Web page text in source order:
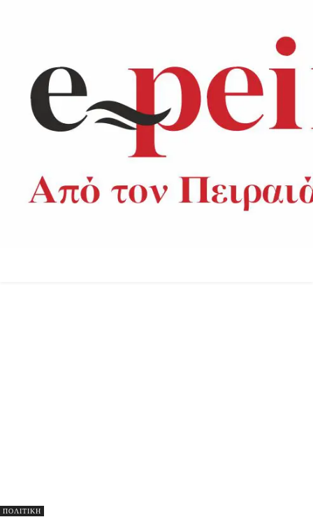
ΠΟΛΙΤΙΚΗ